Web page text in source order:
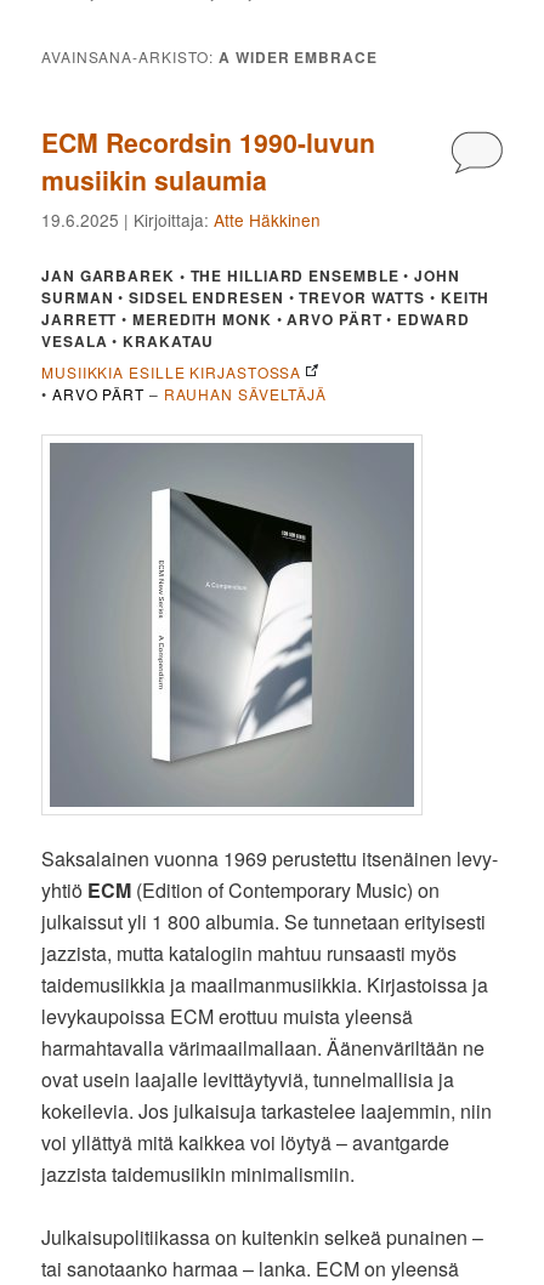
AVAINSANA-ARKISTO:A WIDER EMBRACE
ECM Recordsin 1990-luvun
musiikin sulaumia
19.6.2025 | Kirjoittaja:Atte Häkkinen
JAN GARBAREK • THE HILLIARD ENSEMBLE •JOHN
SURMAN •SIDSEL ENDRESEN •TREVOR WATTS • KEITH
JARRETT •MEREDITH MONK •ARVO PÄRT• EDWARD
VESALA •KRAKATAU
MUSIIKKIA ESILLE KIRJASTOSSA
• ARVO PÄRT– RAUHAN SÄVELTÄJÄ
Saksalainen vuonna 1969 perustettu itsenäinen levy-
yhtiö ECM (Edition of Contemporary Music) on
julkaissut yli 1 800 albumia. Se tunnetaan erityisesti
jazzista, mutta katalogiin mahtuu runsaasti myös
taidemusiikkia ja maailmanmusiikkia. Kirjastoissa ja
levykaupoissa ECM erottuu muista yleensä
harmahtavalla värimaailmallaan. Äänenväriltään ne
ovat usein laajalle levittäytyviä, tunnelmallisia ja
kokeilevia. Jos julkaisuja tarkastelee laajemmin, niin
voi yllättyä mitä kaikkea voi löytyä – avantgarde
jazzista taidemusiikin minimalismiin.
Julkaisupolitiikassa on kuitenkin selkeä punainen –
tai sanotaanko harmaa – lanka. ECM on yleensä